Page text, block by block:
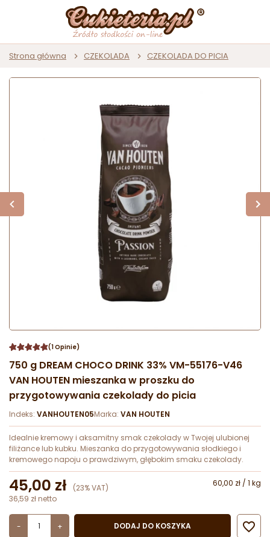
Strona główna CZEKOLADA CZEKOLADA DO PICIA
(1 Opinie)
750 g DREAM CHOCO DRINK 33% VM-55176-V46
VAN HOUTEN mieszanka w proszku do
przygotowywania czekolady do picia
Indeks: VANHOUTEN05Marka: VAN HOUTEN
Idealnie kremowy i aksamitny smak czekolady w Twojej ulubionej
filiżance lub kubku. Mieszanka do przygotowywania słodkiego i
kremowego napoju o prawdziwym, głębokim smaku czekolady.
45,00 zł (23% VAT)
60,00 zł / 1 kg
36,59 zł netto
- + DODAJ DO KOSZYKA 